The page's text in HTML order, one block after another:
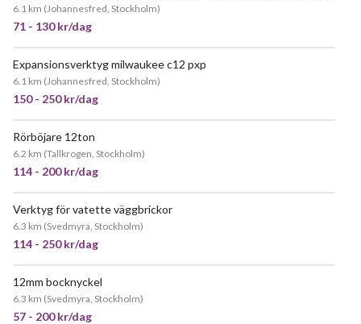
6.1 km (Johannesfred, Stockholm)
71 - 130 kr/dag
Expansionsverktyg milwaukee c12 pxp
6.1 km (Johannesfred, Stockholm)
150 - 250 kr/dag
Rörböjare 12ton
6.2 km (Tallkrogen, Stockholm)
114 - 200 kr/dag
Verktyg för vatette väggbrickor
6.3 km (Svedmyra, Stockholm)
114 - 250 kr/dag
12mm bocknyckel
6.3 km (Svedmyra, Stockholm)
57 - 200 kr/dag